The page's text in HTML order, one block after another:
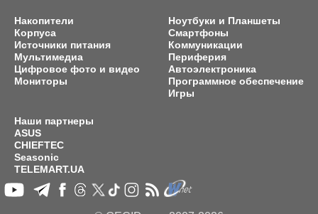
Накопители
Корпуса
Источники питания
Мультимедиа
Цифровое фото и видео
Мониторы
Ноутбуки и Планшеты
Смартфоны
Коммуникации
Периферия
Автоэлектроника
Программное обеспечение
Игры
Наши партнеры
ASUS
CHIEFTEC
Seasonic
TELEMART.UA